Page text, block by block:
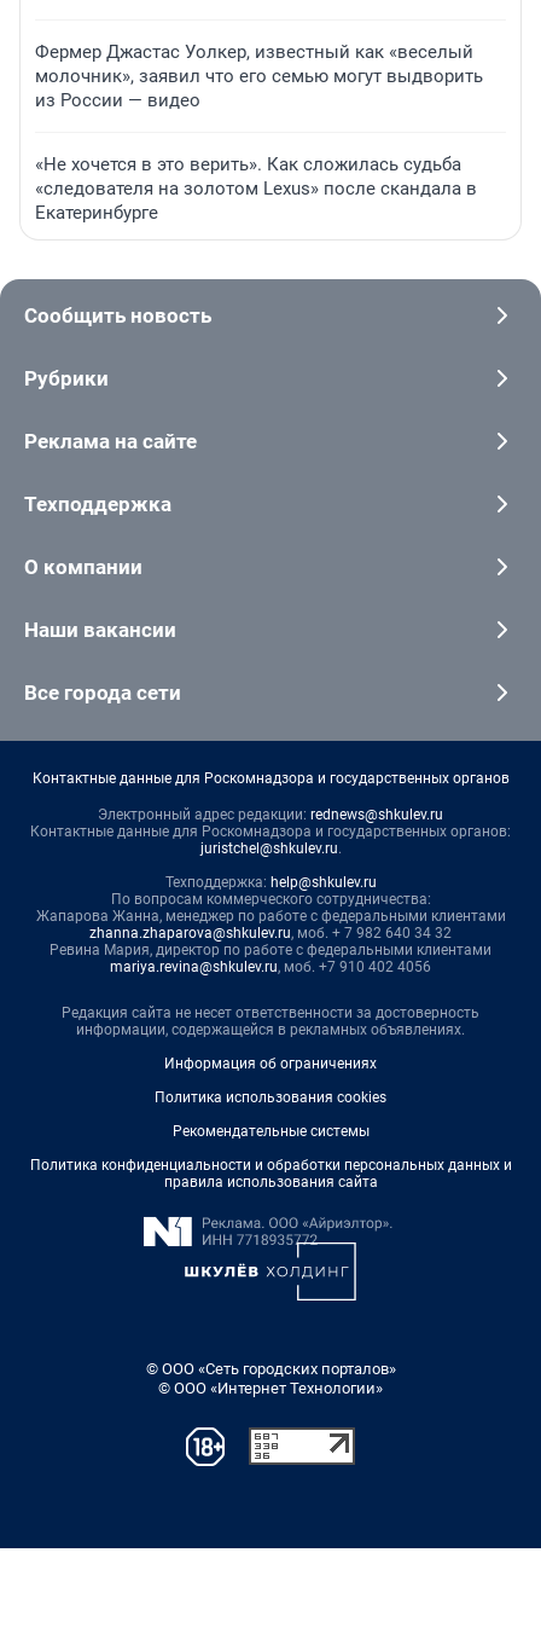
Фермер Джастас Уолкер, известный как «веселый
молочник», заявил что его семью могут выдворить
из России — видео
«Не хочется в это верить». Как сложилась судьба
«следователя на золотом Lexus» после скандала в
Екатеринбурге
Сообщить новость
Рубрики
Реклама на сайте
Техподдержка
О компании
Наши вакансии
Все города сети
Контактные данные для Роскомнадзора и государственных органов
Электронный адрес редакции: rednews@shkulev.ru
Контактные данные для Роскомнадзора и государственных органов:
juristchel@shkulev.ru.
Техподдержка: help@shkulev.ru
По вопросам коммерческого сотрудничества:
Жапарова Жанна, менеджер по работе с федеральными клиентами
zhanna.zhaparova@shkulev.ru, моб. + 7 982 640 34 32
Ревина Мария, директор по работе с федеральными клиентами
mariya.revina@shkulev.ru, моб. +7 910 402 4056
Редакция сайта не несет ответственности за достоверность
информации, содержащейся в рекламных объявлениях.
Информация об ограничениях
Политика использования cookies
Рекомендательные системы
Политика конфиденциальности и обработки персональных данных и
правила использования сайта
© ООО «Сеть городских порталов»
© ООО «Интернет Технологии»